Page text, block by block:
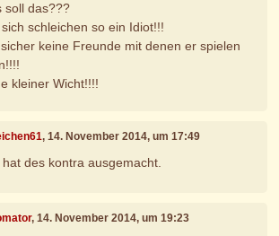
soll das???
sich schleichen so ein Idiot!!!
keine Freunde mit denen er spielen
kleiner Wicht!!!!
, 14. November 2014, um 17:49
hat des kontra ausgemacht.
, 14. November 2014, um 19:23